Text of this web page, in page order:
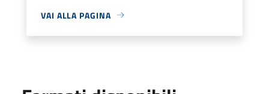
VAI ALLA PAGINA